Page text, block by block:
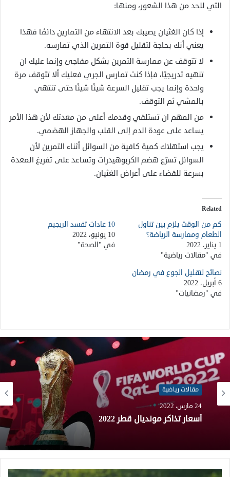
التي للحد من هذا الشعور، ومنها:
إذا كان الغثيان يصيبك بعد الانتهاء من التمارين دائمًا فهذا
يعني أنك بحاجة لتقليل قوة التمرين الذي تمارسه.
لا تتوقف عن ممارسة التمرين بشكل مفاجئ وإنما عليك ان
تنهيه تدريجيًا، فإذا كنت تمارس الجري فعليك ألا تتوقف مرة
واحدة وإنما يجب تقليل السرعة شيئًا شيئًا حتى تنتهي
بالمشي ثم التوقف.
من المهم ان تستلقي وقدمك أعلى من معدتك لأن هذا الأمر
يساعد على عودة الدم إلى القلب والجهاز الهضمي.
يجب استهلاك كمية كافية من السوائل أثناء التمرين لأن
السوائل تسرّع هضم الكربوهيدرات وتساعد على تفريغ المعدة
بسرعة للقضاء على أعراض الغثيان.
Related
كم من الوقت يلزم بين تناول
الطعام وممارسة الرياضة؟
1 يناير، 2022
في "مقالات رياضية"
10 عادات تفسد الريجيم
10 يونيو، 2022
في "الصحة"
نصائح لتقليل الجوع في رمضان
6 أبريل، 2022
في "رمضانيات"
مقالات رياضية
24 مارس، 2022
أسعار تذاكر مونديال قطر 2022